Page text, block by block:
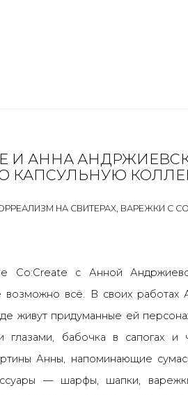
И АННА
КАПСУЛЬНУЮ
НА СВИТЕРАХ, ВАРЕЖКИ С
Co:Create с Анной
возможно всё. В своих работах
живут придуманные ей
глазами, бабочка в сапогах и
Анны, напоминающие
— шарфы, шапки,